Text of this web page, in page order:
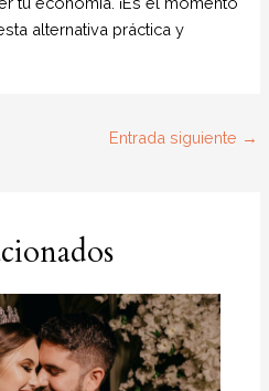
alternativa práctica y
Entrada siguiente →